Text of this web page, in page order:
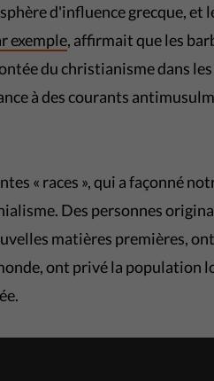
d'influence grecque, et
exemple, affirmait que les
du christianisme dans les
à des courants
« races », qui a façonné
Des personnes
matières premières,
ont privé la population